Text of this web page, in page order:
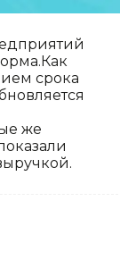
срока
же